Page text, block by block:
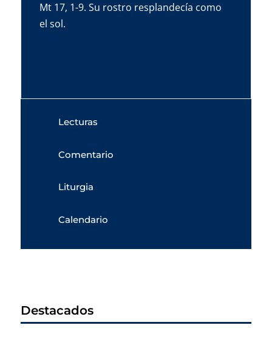
Mt 17, 1-9. Su rostro resplandecía como
el sol.
Lecturas
Comentario
Liturgia
Calendario
Destacados